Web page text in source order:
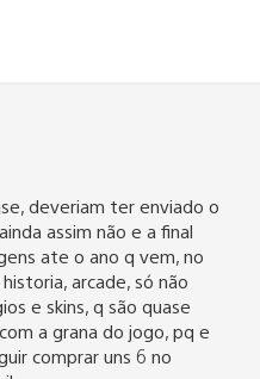
deveriam ter enviado o
assim não e a final
ate o ano q vem, no
arcade, só não
e skins, q são quase
a grana do jogo, pq e
comprar uns 6 no